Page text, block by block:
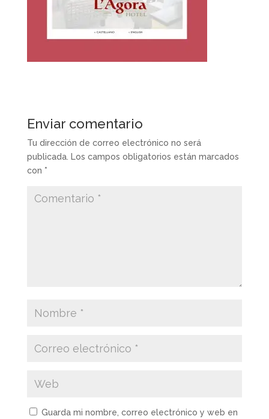
Enviar comentario
Tu dirección de correo electrónico no será
publicada. Los campos obligatorios están marcados
con *
Guarda mi nombre, correo electrónico y web en